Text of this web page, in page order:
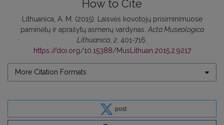
How to Cite
Lithuanica, A. M. (2015). Laisvės kovotojų prisiminimuose
paminėtų ir aprašytų asmenų vardynas. Acta Museologica
Lithuanica 2 , 401-716.
https://doi.org/10.15388/MusLithuan.2015.2.9217
More Citation Formats
post